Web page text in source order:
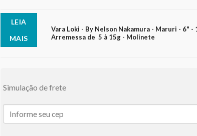
LEIA
MAIS
Vara Loki - By Nelson Nakamura - Maruri - 6" -
Arremessa de 5 à 15g - Molinete
Simulação de frete